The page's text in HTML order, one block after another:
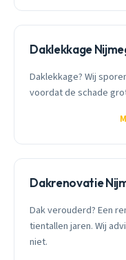
Daklekkage
Daklekkage? Wij
voordat de schade
Dakrenovatie
Dak verouderd? Een
tientallen jaren. Wij
niet.